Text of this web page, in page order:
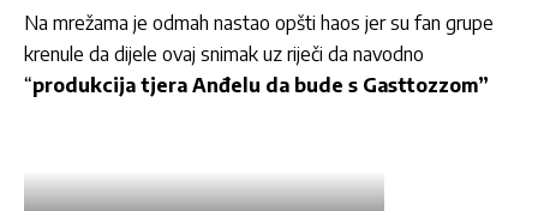
Na mrežama je odmah nastao opšti haos jer su fan grupe
krenule da dijele ovaj snimak uz riječi da navodno
“produkcija tjera Anđelu da bude s Gasttozzom”